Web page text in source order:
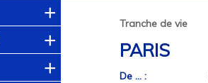
+
+
+
Tranche de vie
PARIS
De ... :